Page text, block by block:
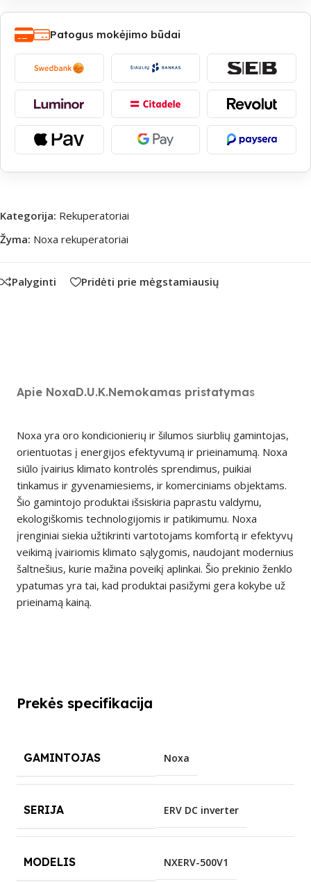
Patogus mokėjimo būdai
Kategorija: Rekuperatoriai
Žyma: Noxa rekuperatoriai
Palyginti Pridėti prie mėgstamiausių
Apie NoxaD.U.K.Nemokamas pristatymas
Noxa yra oro kondicionierių ir šilumos siurblių gamintojas,
orientuotas į energijos efektyvumą ir prieinamumą. Noxa
siūlo įvairius klimato kontrolės sprendimus, puikiai
tinkamus ir gyvenamiesiems, ir komerciniams objektams.
Šio gamintojo produktai išsiskiria paprastu valdymu,
ekologiškomis technologijomis ir patikimumu. Noxa
įrenginiai siekia užtikrinti vartotojams komfortą ir efektyvų
veikimą įvairiomis klimato sąlygomis, naudojant modernius
šaltnešius, kurie mažina poveikį aplinkai. Šio prekinio ženklo
ypatumas yra tai, kad produktai pasižymi gera kokybe už
prieinamą kainą.
Prekės specifikacija
GAMINTOJAS Noxa
SERIJA ERV DC inverter
MODELIS NXERV-500V1